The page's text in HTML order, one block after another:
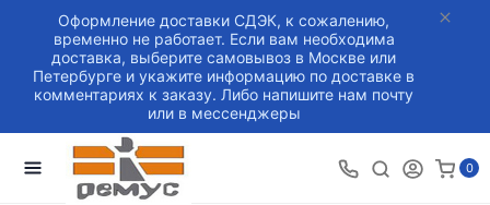
Оформление доставки СДЭК, к сожалению,
временно не работает. Если вам необходима
доставка, выберите самовывоз в Москве или
Петербурге и укажите информацию по доставке в
комментариях к заказу. Либо напишите нам почту
или в мессенджеры
0